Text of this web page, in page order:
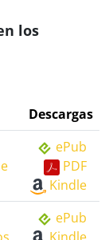
los
Descargas
ePub
PDF
Kindle
ePub